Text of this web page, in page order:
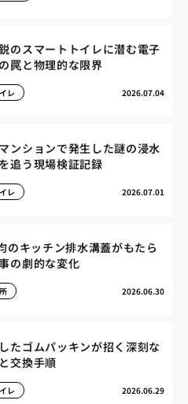
のスマートトイレに潜む電子
罠と物理的な限界
2026.07.04
レ
ンションで発生した謎の浸水
追う現場検証記録
2026.07.01
レ
のキッチン排水溝蓋がもたら
の劇的な変化
2026.06.30
たゴムパッキンが招く深刻な
交換手順
2026.06.29
レ